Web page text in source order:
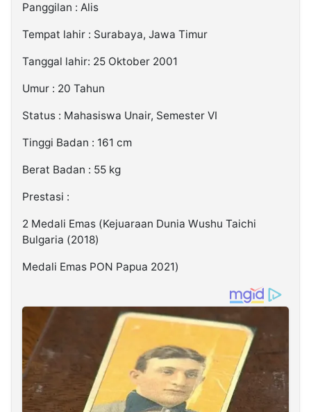
Panggilan : Alis
Tempat lahir : Surabaya, Jawa Timur
Tanggal lahir: 25 Oktober 2001
Umur : 20 Tahun
Status : Mahasiswa Unair, Semester VI
Tinggi Badan : 161 cm
Berat Badan : 55 kg
Prestasi :
2 Medali Emas (Kejuaraan Dunia Wushu Taichi
Bulgaria (2018)
Medali Emas PON Papua 2021)